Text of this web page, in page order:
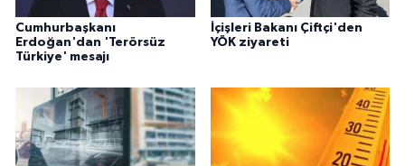
Cumhurbaşkanı
Erdoğan'dan 'Terörsüz
Türkiye' mesajı
İçişleri Bakanı Çiftçi'den
YÖK ziyareti